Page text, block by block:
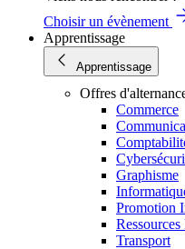
Choisir un évènement
Apprentissage
Apprentissage
Offres
Commerce
Graphisme
Promotion
Transport